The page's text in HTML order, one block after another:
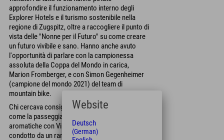
approfondire il funzionamento interno degli
Explorer Hotels e il turismo sostenibile nella
regione di Zugspitz, oltre a raccogliere il punto di
vista delle "Nonne per il Futuro" su come creare
un futuro vivibile e sano. Hanno anche avuto
l'opportunità di parlare con la campionessa
assoluta della Coppa del Mondo in carica,
Marion Fromberger, e con Simon Gegenheimer
(campione del mondo 2021) del team di
mountain bike.
Chi cercava consigli pratici li ha trovati in eventi
come la passeggiata alla scoperta delle erbe
aromatiche con Vildvuchs e il laboratorio
condotto da un ranger. "Qui i visitatori non solo
Website
Deutsch
(German)